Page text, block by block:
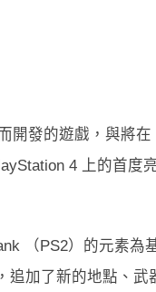
開發的遊戲，與將
4 上的首度
（PS2）的元素為
加了新的地點、